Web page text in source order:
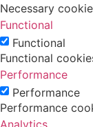
Necessary
Functional
Functional
Functional
Performance
Performance
Performance
Analytics